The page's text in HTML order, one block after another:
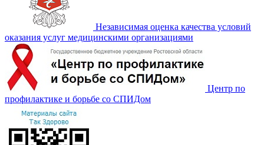
Независимая оценка качества условий
оказания услуг медицинскими организациями
Центр по
профилактике и борьбе со СПИДом